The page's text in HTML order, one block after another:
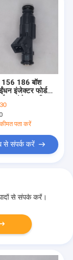
186 बॉश
इंजेक्टर फोर्ड
एल वी 8 एक्सआर
पता करें
से संपर्क करें
से संपर्क करें।